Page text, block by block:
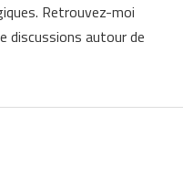
Retrouvez-moi
discussions autour de